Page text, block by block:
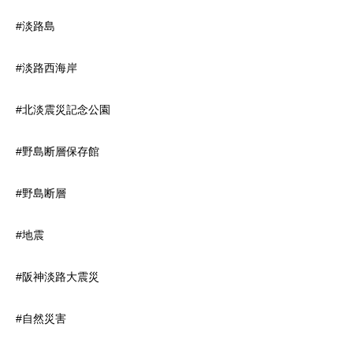
#淡路島
#淡路西海岸
#北淡震災記念公園
#野島断層保存館
#野島断層
#地震
#阪神淡路大震災
#自然災害